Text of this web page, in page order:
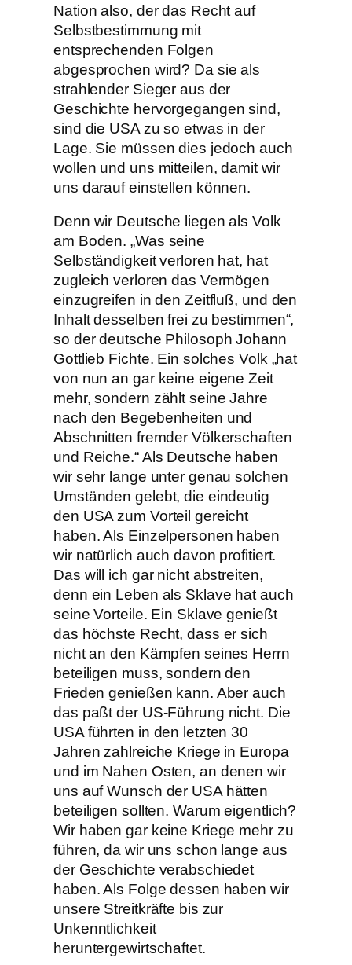
Nation also, der das Recht auf
Selbstbestimmung mit
entsprechenden Folgen
abgesprochen wird? Da sie als
strahlender Sieger aus der
Geschichte hervorgegangen sind,
sind die USA zu so etwas in der
Lage. Sie müssen dies jedoch auch
wollen und uns mitteilen, damit wir
uns darauf einstellen können.
Denn wir Deutsche liegen als Volk
am Boden. „Was seine
Selbständigkeit verloren hat, hat
zugleich verloren das Vermögen
einzugreifen in den Zeitfluß, und den
Inhalt desselben frei zu bestimmen“,
so der deutsche Philosoph Johann
Gottlieb Fichte. Ein solches Volk „hat
von nun an gar keine eigene Zeit
mehr, sondern zählt seine Jahre
nach den Begebenheiten und
Abschnitten fremder Völkerschaften
und Reiche.“ Als Deutsche haben
wir sehr lange unter genau solchen
Umständen gelebt, die eindeutig
den USA zum Vorteil gereicht
haben. Als Einzelpersonen haben
wir natürlich auch davon profitiert.
Das will ich gar nicht abstreiten,
denn ein Leben als Sklave hat auch
seine Vorteile. Ein Sklave genießt
das höchste Recht, dass er sich
nicht an den Kämpfen seines Herrn
beteiligen muss, sondern den
Frieden genießen kann. Aber auch
das paßt der US-Führung nicht. Die
USA führten in den letzten 30
Jahren zahlreiche Kriege in Europa
und im Nahen Osten, an denen wir
uns auf Wunsch der USA hätten
beteiligen sollten. Warum eigentlich?
Wir haben gar keine Kriege mehr zu
führen, da wir uns schon lange aus
der Geschichte verabschiedet
haben. Als Folge dessen haben wir
unsere Streitkräfte bis zur
Unkenntlichkeit
heruntergewirtschaftet.